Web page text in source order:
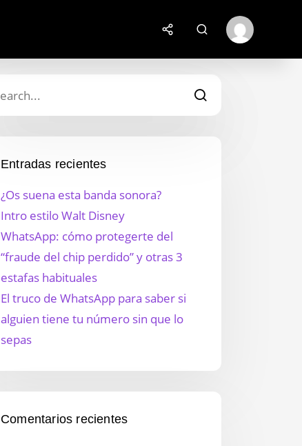
Entradas recientes
¿Os suena esta banda sonora?
Intro estilo Walt Disney
WhatsApp: cómo protegerte del
“fraude del chip perdido” y otras 3
estafas habituales
El truco de WhatsApp para saber si
alguien tiene tu número sin que lo
sepas
Comentarios recientes